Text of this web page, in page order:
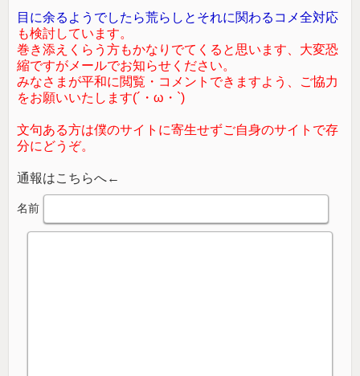
目に余るようでしたら荒らしとそれに関わるコメ全対応
も検討しています。
巻き添えくらう方もかなりでてくると思います、大変恐
縮ですがメールでお知らせください。
みなさまが平和に閲覧・コメントできますよう、ご協力
をお願いいたします(´・ω・`)
文句ある方は僕のサイトに寄生せずご自身のサイトで存
分にどうぞ。
通報はこちらへ←
名前